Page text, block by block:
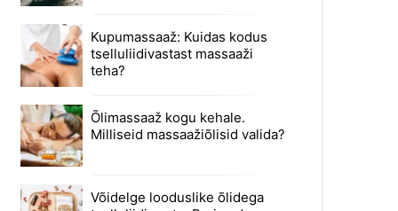
Kupumassaaž: Kuidas kodus
tselluliidivastast massaaži
teha?
Õlimassaaž kogu kehale.
Milliseid massaažiõlisid valida?
Võidelge looduslike õlidega